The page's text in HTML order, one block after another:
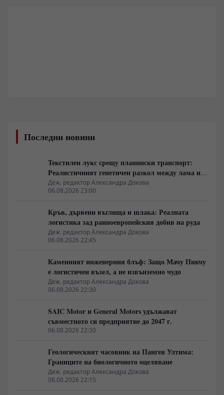
Последни новини
Текстилен лукс срещу планински транспорт:
Реалистичният генетичен разкол между лама и
алпака
Деж. редактор Александра Докова
06.08.2026 23:00
Кръв, дървени въглища и шлака: Реалната
логистика зад ранноевропейския добив на руда
Деж. редактор Александра Докова
06.08.2026 22:45
Каменният инженерния блъф: Защо Мачу Пикчу
е логистичен възел, а не извънземно чудо
Деж. редактор Александра Докова
06.08.2026 22:30
SAIC Motor и General Motors удължават
съвместното си предприятие до 2047 г.
06.08.2026 22:30
Геологическият часовник на Пангея Ултима:
Границите на биологичното оцеляване
Деж. редактор Александра Докова
06.08.2026 22:15